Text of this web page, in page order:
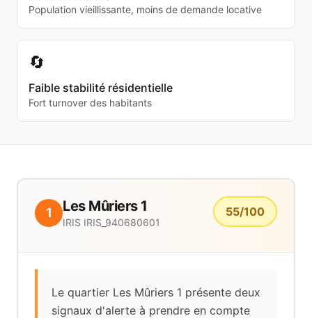
Population vieillissante, moins de demande locative
🔄
Faible stabilité résidentielle
Fort turnover des habitants
1 Les Mûriers 1
IRIS IRIS_940680601
55/100
Le quartier Les Mûriers 1 présente deux
signaux d'alerte à prendre en compte